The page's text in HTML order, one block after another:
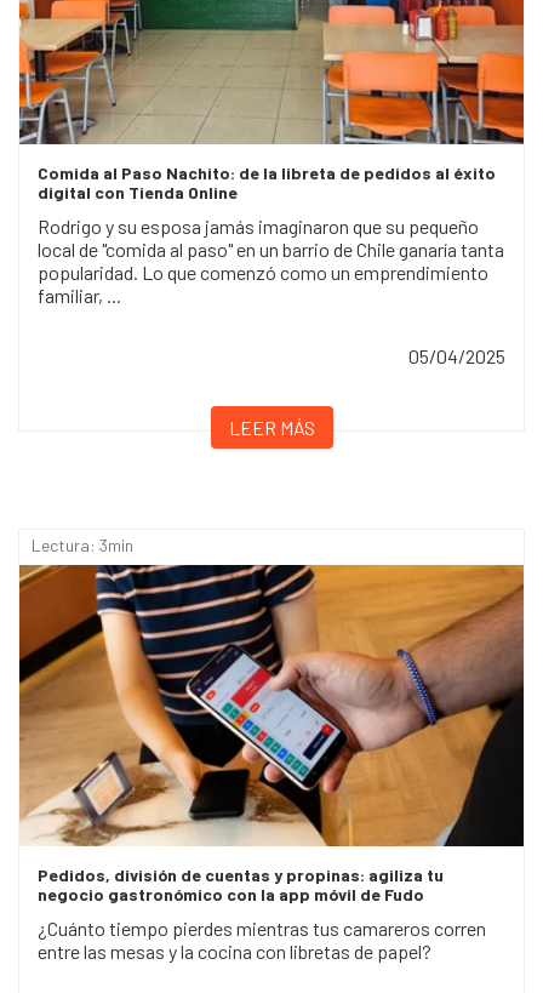
Comida al Paso Nachito: de la libreta de pedidos al éxito
digital con Tienda Online
Rodrigo y su esposa jamás imaginaron que su pequeño
local de "comida al paso" en un barrio de Chile ganaría tanta
popularidad. Lo que comenzó como un emprendimiento
familiar, ...
05/04/2025
LEER MÁS
Lectura: 3min
Pedidos, división de cuentas y propinas: agiliza tu
negocio gastronómico con la app móvil de Fudo
¿Cuánto tiempo pierdes mientras tus camareros corren
entre las mesas y la cocina con libretas de papel?